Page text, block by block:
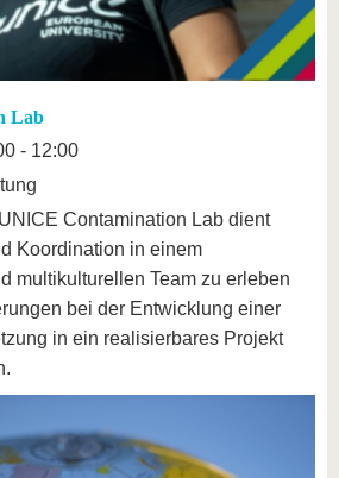
Lab
- 12:00
Contamination Lab dient
Koordination in einem
multikulturellen Team zu erleben
bei der Entwicklung einer
in ein realisierbares Projekt